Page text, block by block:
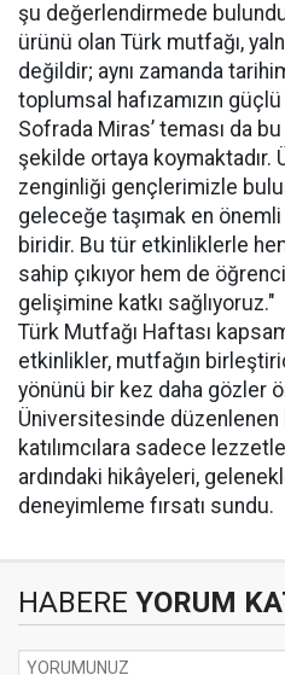
şu değerlendirmede
ürünü olan Türk mutfağı,
değildir; aynı zamanda
toplumsal hafızamızın güçlü
Sofrada Miras’ teması da
şekilde ortaya koymaktadır.
zenginliği gençlerimizle
geleceğe taşımak en
biridir. Bu tür etkinliklerle
sahip çıkıyor hem de
gelişimine katkı sağlıyoruz."
Türk Mutfağı Haftası
etkinlikler, mutfağın
yönünü bir kez daha gözler
Üniversitesinde düzenlenen
katılımcılara sadece
ardındaki hikâyeleri,
deneyimleme fırsatı sundu.
HABERE YORUM